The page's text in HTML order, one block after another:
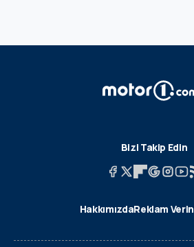
Bizi Takip Edin
HakkımızdaReklam Verin